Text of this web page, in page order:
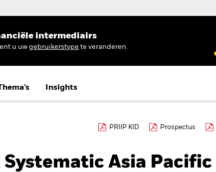
intermediairs
u uw gebruikerstype te veranderen.
Insights
PRIIP KID Prospectus
Systematic Asia Pacific